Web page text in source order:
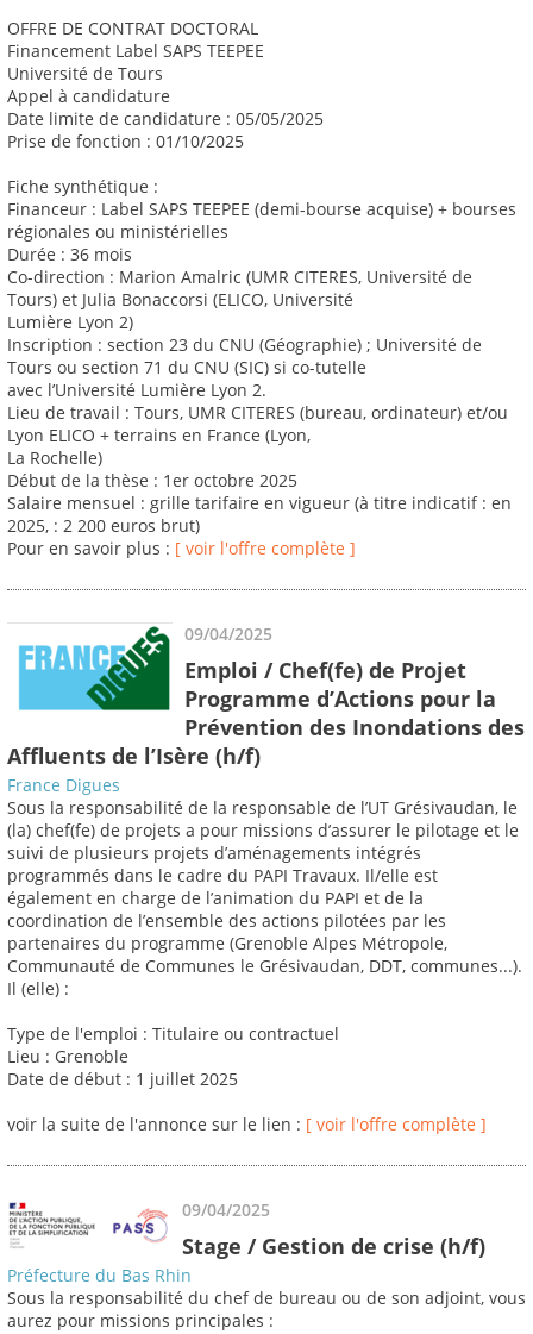
OFFRE DE CONTRAT DOCTORAL
Financement Label SAPS TEEPEE
Université de Tours
Appel à candidature
Date limite de candidature : 05/05/2025
Prise de fonction : 01/10/2025
Fiche synthétique :
Financeur : Label SAPS TEEPEE (demi-bourse acquise) + bourses
régionales ou ministérielles
Durée : 36 mois
Co-direction : Marion Amalric (UMR CITERES, Université de
Tours) et Julia Bonaccorsi (ELICO, Université
Lumière Lyon 2)
Inscription : section 23 du CNU (Géographie) ; Université de
Tours ou section 71 du CNU (SIC) si co-tutelle
avec l’Université Lumière Lyon 2.
Lieu de travail : Tours, UMR CITERES (bureau, ordinateur) et/ou
Lyon ELICO + terrains en France (Lyon,
La Rochelle)
Début de la thèse : 1er octobre 2025
Salaire mensuel : grille tarifaire en vigueur (à titre indicatif : en
2025, : 2 200 euros brut)
Pour en savoir plus : [ voir l'offre complète ]
09/04/2025
Emploi / Chef(fe) de Projet
Programme d’Actions pour la
Prévention des Inondations des
Affluents de l’Isère (h/f)
France Digues
Sous la responsabilité de la responsable de l’UT Grésivaudan, le
(la) chef(fe) de projets a pour missions d’assurer le pilotage et le
suivi de plusieurs projets d’aménagements intégrés
programmés dans le cadre du PAPI Travaux. Il/elle est
également en charge de l’animation du PAPI et de la
coordination de l’ensemble des actions pilotées par les
partenaires du programme (Grenoble Alpes Métropole,
Communauté de Communes le Grésivaudan, DDT, communes...).
Il (elle) :
Type de l'emploi : Titulaire ou contractuel
Lieu : Grenoble
Date de début : 1 juillet 2025
voir la suite de l'annonce sur le lien : [ voir l'offre complète ]
09/04/2025
Stage / Gestion de crise (h/f)
Préfecture du Bas Rhin
Sous la responsabilité du chef de bureau ou de son adjoint, vous
aurez pour missions principales :